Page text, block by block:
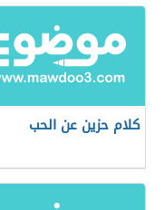
كلام حزين عن الحب